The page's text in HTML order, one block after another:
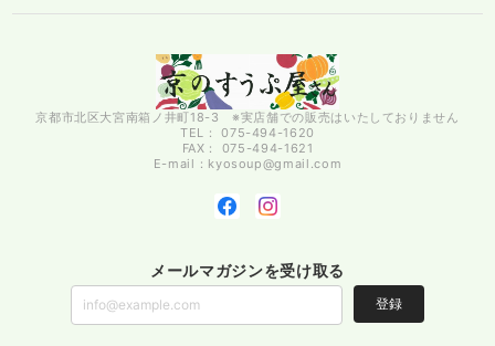
京都市北区大宮南箱ノ井町18-3 ※実店舗での販売はいたしておりません
TEL： 075-494-1620
FAX： 075-494-1621
E-mail： kyosoup@gmail.com
メールマガジンを受け取る
登録